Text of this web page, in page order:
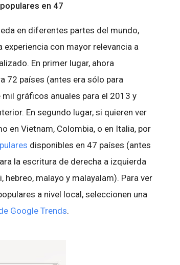
en 47
en diferentes partes del mundo,
con mayor relevancia a
En primer lugar, ahora
72 países (antes era sólo para
mil gráficos anuales para el 2013 y
En segundo lugar, si quieren ver
en Vietnam, Colombia, o en Italia, por
disponibles en 47 países (antes
la escritura de derecha a izquierda
hebreo, malayo y malayalam). Para ver
a nivel local, seleccionen una
Google Trends.